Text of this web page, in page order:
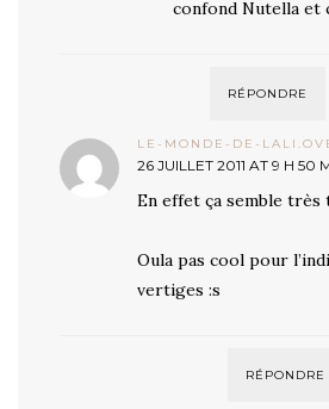
confond Nutella et
RÉPONDRE
LE-MONDE-DE-
26 JUILLET 2011 AT 9 H 50
En effet ça semble très
Oula pas cool pour
vertiges :s
RÉPONDRE